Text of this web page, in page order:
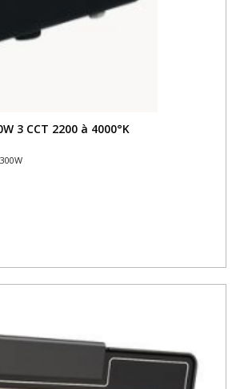
3 CCT 2200 à 4000°K